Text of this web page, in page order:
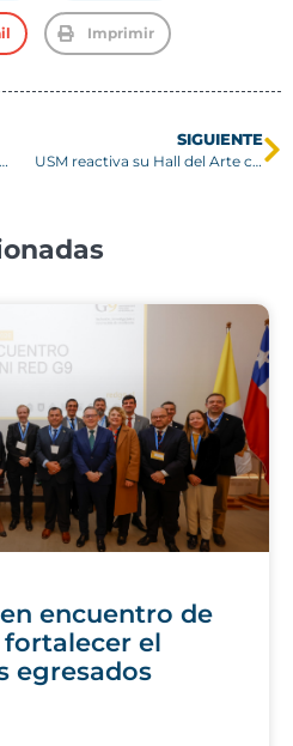
Imprimir
Académica USM recibe reconocimiento de asociación científica internacional
SIGUIENTE
USM reactiva su Hall del Arte con exposición de Ana Blanchard
encuentro de
fortalecer el
egresados